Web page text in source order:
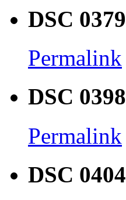
DSC 0379
Permalink
DSC 0398
Permalink
DSC 0404